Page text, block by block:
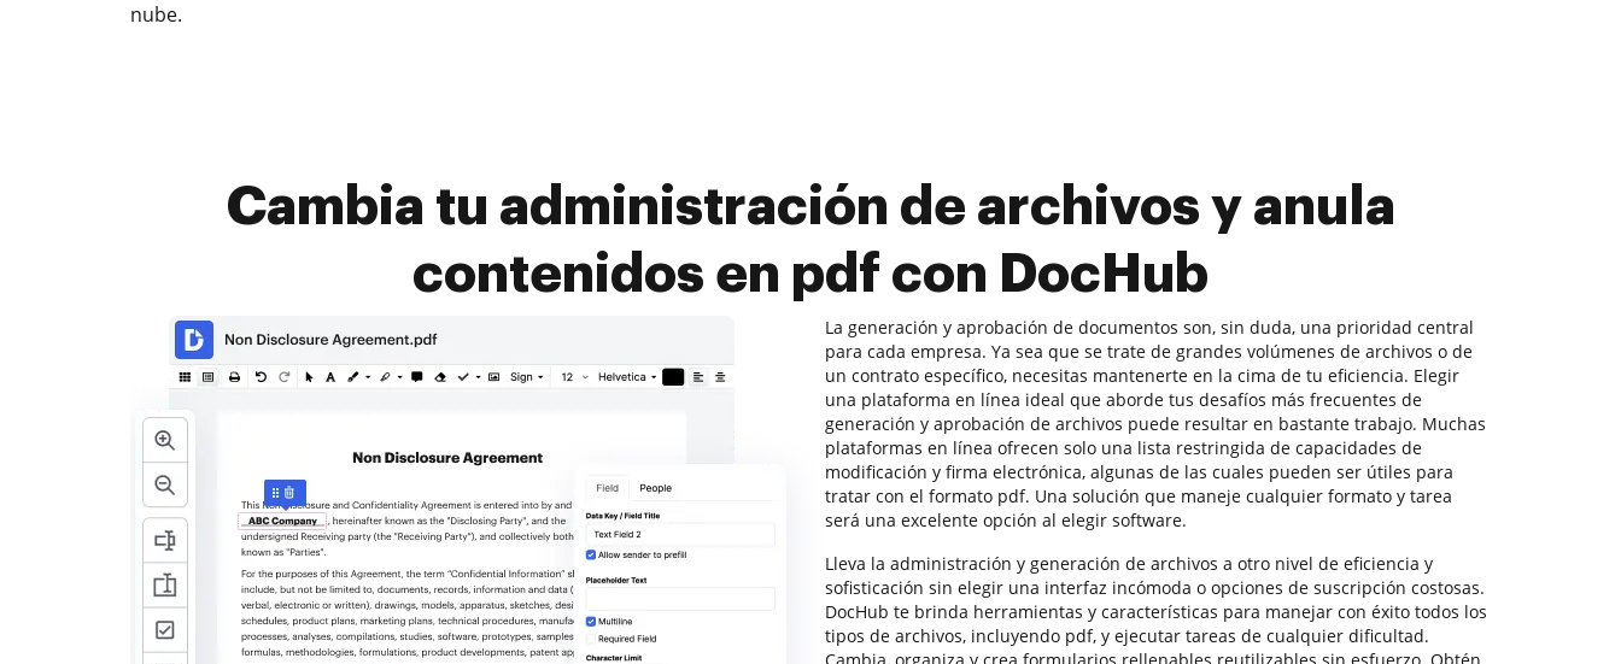
nube.
Cambia tu administración de archivos y anula
contenidos en pdf con DocHub
La generación y aprobación de documentos son, sin duda, una prioridad central
para cada empresa. Ya sea que se trate de grandes volúmenes de archivos o de
un contrato específico, necesitas mantenerte en la cima de tu eficiencia. Elegir
una plataforma en línea ideal que aborde tus desafíos más frecuentes de
generación y aprobación de archivos puede resultar en bastante trabajo. Muchas
plataformas en línea ofrecen solo una lista restringida de capacidades de
modificación y firma electrónica, algunas de las cuales pueden ser útiles para
tratar con el formato pdf. Una solución que maneje cualquier formato y tarea
será una excelente opción al elegir software.
Lleva la administración y generación de archivos a otro nivel de eficiencia y
sofisticación sin elegir una interfaz incómoda o opciones de suscripción costosas.
DocHub te brinda herramientas y características para manejar con éxito todos los
tipos de archivos, incluyendo pdf, y ejecutar tareas de cualquier dificultad.